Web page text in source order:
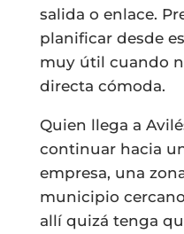
salida o enlace.
planificar desde
muy útil cuando
directa cómoda.
Quien llega a
continuar hacia
empresa, una
municipio
allí quizá tenga